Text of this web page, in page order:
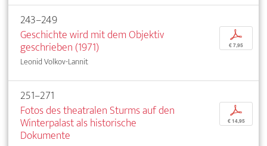
243–249
Geschichte wird mit dem Objektiv
geschrieben (1971)
Leonid Volkov-Lannit
p
€ 7,95
251–271
Fotos des theatralen Sturms auf den
Winterpalast als historische
Dokumente
p
€ 14,95